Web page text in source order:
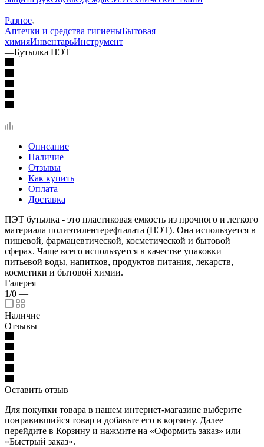
—
Разное
Аптечки и средства гигиеныБытовая
химияИнвентарьИнструмент
—Бутылка ПЭТ
Описание
Наличие
Отзывы
Как купить
Оплата
Доставка
ПЭТ бутылка - это пластиковая емкость из прочного и легкого
материала полиэтилентерефталата (ПЭТ). Она используется в
пищевой, фармацевтической, косметической и бытовой
сферах. Чаще всего используется в качестве упаковки
питьевой воды, напитков, продуктов питания, лекарств,
косметики и бытовой химии.
Галерея
1/0 —
Наличие
Отзывы
Оставить отзыв
Для покупки товара в нашем интернет-магазине выберите
понравившийся товар и добавьте его в корзину. Далее
перейдите в Корзину и нажмите на «Оформить заказ» или
«Быстрый заказ».